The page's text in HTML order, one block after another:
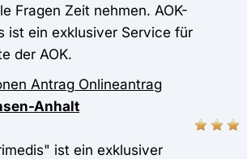
Fragen Zeit nehmen. AOK-
ist ein exklusiver Service für
der AOK.
Antrag Onlineantrag
Anhalt
ist ein exklusiver